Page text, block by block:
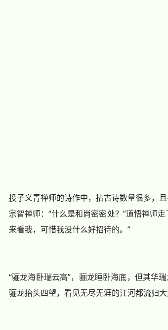
投子义青禅师的诗作中，拈古诗数量很多，
宗智禅师：“什么是和尚密密处？”道悟禅师
来看我，可惜我没什么好招待的。”
“骊龙海卧瑞云高”，骊龙睡卧海底，但其华
骊龙抬头四望，看见无尽无涯的江河都流归